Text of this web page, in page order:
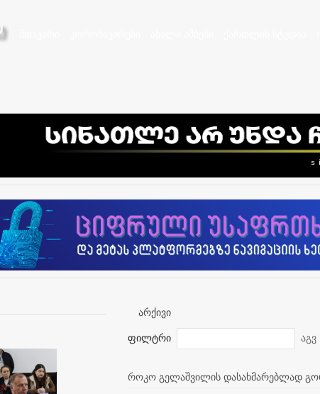
არქივი
ფილტრი
როკო გელაშვილის დასახმარებლად